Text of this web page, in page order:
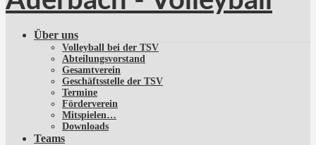
Über uns
Volleyball bei der TSV
Abteilungsvorstand
Gesamtverein
Geschäftsstelle der TSV
Termine
Förderverein
Mitspielen…
Downloads
Teams